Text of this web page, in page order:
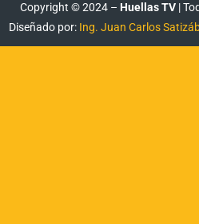
Copyright © 2024 – Huellas TV|
Diseñado por: Ing. Juan Carlos